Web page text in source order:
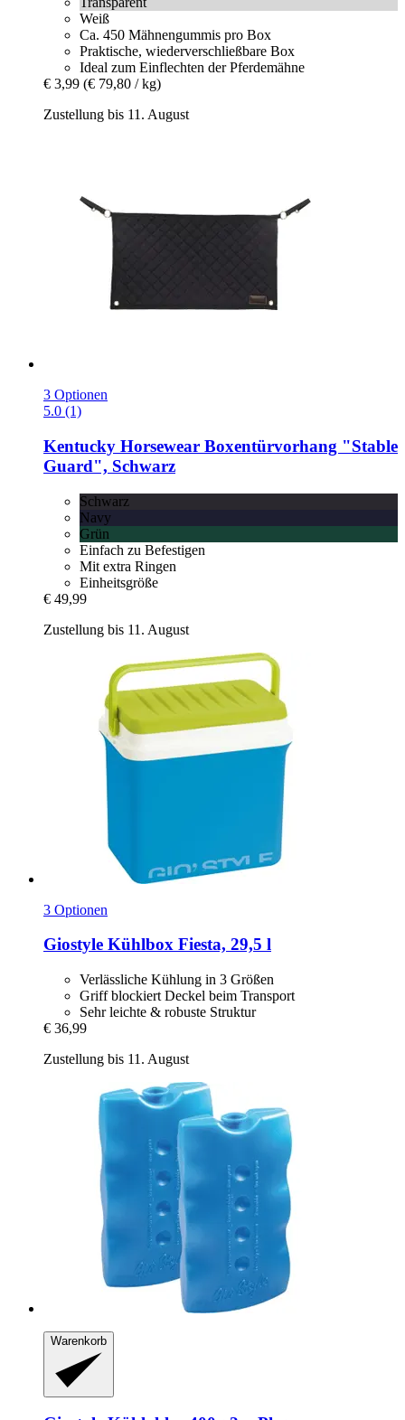
Weiß
Ca. 450 Mähnengummis pro Box
Praktische, wiederverschließbare Box
Ideal zum Einflechten der Pferdemähne
€ 3,99 (€ 79,80 / kg)
Zustellung bis 11. August
3 Optionen
5.0 (1)
Kentucky Horsewear Boxentürvorhang "Stable
Guard", Schwarz
Schwarz
Navy
Grün
Einfach zu Befestigen
Mit extra Ringen
Einheitsgröße
€ 49,99
Zustellung bis 11. August
3 Optionen
Giostyle Kühlbox Fiesta, 29,5 l
Verlässliche Kühlung in 3 Größen
Griff blockiert Deckel beim Transport
Sehr leichte & robuste Struktur
€ 36,99
Zustellung bis 11. August
Warenkorb